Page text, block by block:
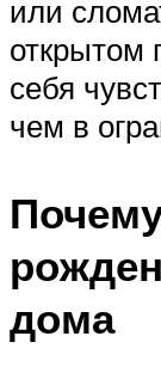
или
открытом
себя
чем в
дома